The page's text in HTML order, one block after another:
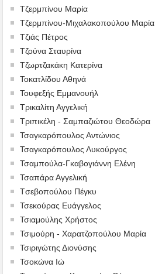
Τζερμπίνου Μαρία
Τζερμπίνου-Μιχαλακοπούλου Μαρία
Τζιάς Πέτρος
Τζούνα Σταυρίνα
Τζωρτζακάκη Κατερίνα
Τοκατλίδου Αθηνά
Τουφεξής Εμμανουήλ
Τρικαλίτη Αγγελική
Τριπικέλη - Σαμπαζιώτου Θεοδώρα
Τσαγκαρόπουλος Αντώνιος
Τσαγκαρόπουλος Λυκούργος
Τσαμπούλα-Γκαβογιάννη Ελένη
Τσαπάρα Αγγελική
Tσεβοπούλου Πέγκυ
Τσεκούρας Ευάγγελος
Τσιαμούλης Χρήστος
Τσιμούρη - Χαρατζοπούλου Μαρία
Τσιριγώτης Διονύσης
Τσοκώνα Ιώ